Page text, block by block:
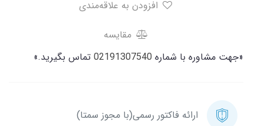
مقایسه
«جهت مشاوره با شماره 02191307540 تماس بگیرید.»
ارائه فاکتور رسمی(با مجوز سمتا)